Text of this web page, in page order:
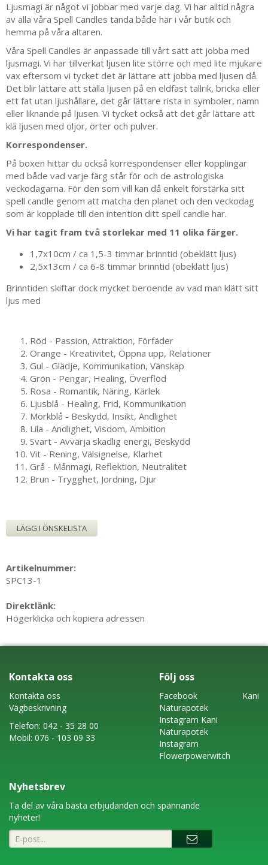
Ljusmagi är något vi jobbar med varje dag. Vi har alltid några
av alla våra Spell Candles tända både här i vår butik och
hemma på våra altaren.
Våra Spell Candles är anpassade till vårt sätt att jobba med
ljusmagi. Vi har tillverkat ljusen lite större och med lite mjukare
vax eftersom vi tycket det är lättare att jobba med ljusen då.
Det blir lättare att ställa ljusen på en eldfast tallrik, bricka eller
ett fat utan ljushållare, det går lättare rista in symboler, namn
eller liknande på ljusen. Vi tycket också att det går lättare att
klä ljusen med oljor, örter och pulver.
Korrespondenser.
På boxen hittar du också korrespondenser eller kopplingar
med både vad varje färg står för och de astrologiska
veckodagarna. För den som vill kan då enkelt förstärka sitt
spell candle genom att matcha den planet och den veckodag
som är kopplade till den intention ditt spell candle har.
Vi har tagit fram två storlekar med 11 olika färger.
1,7x10cm / ca 1,5-3 timmar brinntid (obeklätt ljus)
2,5x13cm / ca 6-8 timmar brinntid (obeklätt ljus)
Brinntiden skiftar dock mycket beroende av vad man klätt sitt
ljus med
Röd - Passion, Attraktion, Förfäder
Orange - Kreativitet, Öppna upp, Relationer
Gul - Glädje, Kommunikation, Vänskap
Grön - Pengar, Healing, Överflöd
Rosa - Romantik, Näring, Kärlek
Ljusblå - Healing, Frid, Kommunikation
Mörkblå - Beskydd, Insikt, Andlighet
Lila - Andlighet, Visdom, Ambition
Svart - Avvärja skadlig energi, Beskydd
Vit - Rening, Välsignelse, Klarhet
Grå - Månmagi, Reflektion, Neutralitet
Brun - Trygghet, Jordning, Djur
LÄGG I ÖNSKELISTA
Artikelnummer:
SPC13-1
Direktlänk:
Högerklicka och kopiera adressen
Kontakta oss
Kontakta oss
Vägbeskrivning
Telefon: 042 - 35 28 00
Mobil: 076 - 103 09 33
Följ oss
FacebookKani
Naturapotek
Instagram Kani
Naturapotek
Instagram
Flowerpowerwitch
Nyhetsbrev
Ta del av våra bästa erbjudanden och spännande
nyheter!